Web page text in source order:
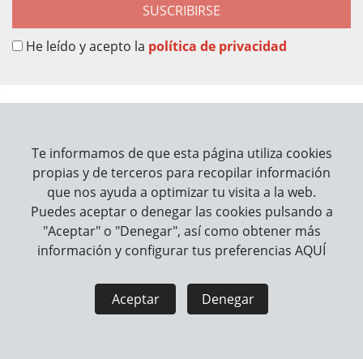
SUSCRIBIRSE
He leído y acepto la política de privacidad
Información
Cómo trabajamos
Información legal
Política de Privacidad
Política de Cookies
Te informamos de que esta página utiliza cookies
propias y de terceros para recopilar información
que nos ayuda a optimizar tu visita a la web.
Puedes aceptar o denegar las cookies pulsando a
"Aceptar" o "Denegar", así como obtener más
información y configurar tus preferencias AQUÍ
Aceptar Denegar